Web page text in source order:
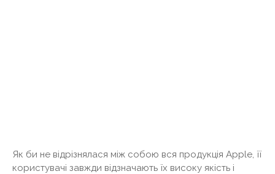
Як би не відрізнялася між собою вся продукція Apple, її
користувачі завжди відзначають їх високу якість і